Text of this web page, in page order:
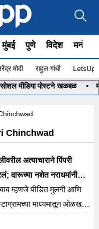
मुंबई पुणे विदेश
मोदी राहुल गांधी
मीडिया पोस्टने खळबळ •
Chinchwad
अत्याचाराने पिंपरी
म्हणजे पीडित मुलगी आणि
माध्यमातून ओळख